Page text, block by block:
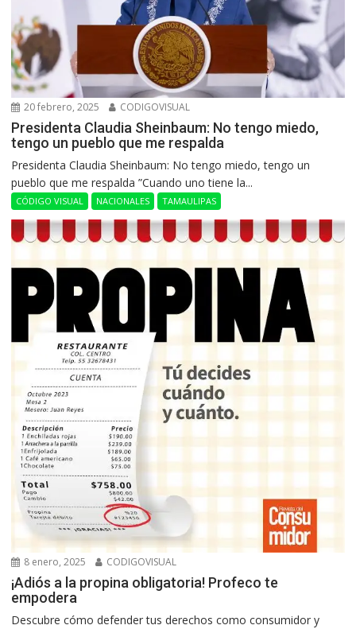
20 febrero, 2025 CODIGOVISUAL
Presidenta Claudia Sheinbaum: No tengo miedo,
tengo un pueblo que me respalda
Presidenta Claudia Sheinbaum: No tengo miedo, tengo un
pueblo que me respalda ”Cuando uno tiene la...
CÓDIGO VISUAL NACIONALES TAMAULIPAS
8 enero, 2025 CODIGOVISUAL
¡Adiós a la propina obligatoria! Profeco te
empodera
Descubre cómo defender tus derechos como consumidor y